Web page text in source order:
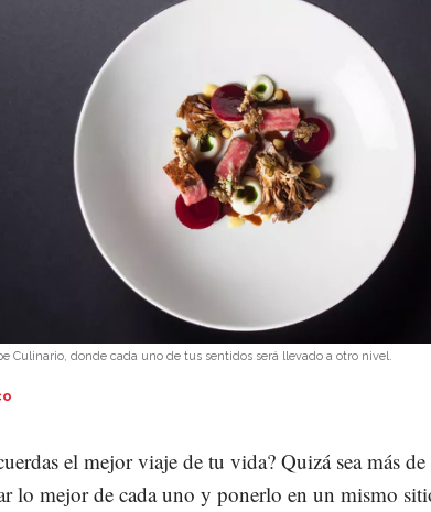
Culinario, donde cada uno de tus sentidos será llevado a otro nivel.
el mejor viaje de tu vida? Quizá sea más
lo mejor de cada uno y ponerlo en un mismo